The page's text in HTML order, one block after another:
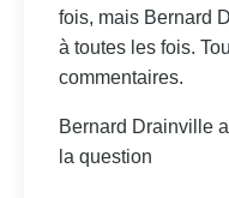
fois, mais Bernard
à toutes les fois.
commentaires.
Bernard Drainville
la question